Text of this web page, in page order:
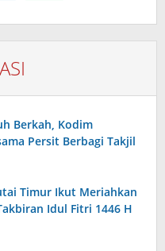
Berkah, Kodim
Persit Berbagi Takjil
Timur Ikut Meriahkan
Idul Fitri 1446 H